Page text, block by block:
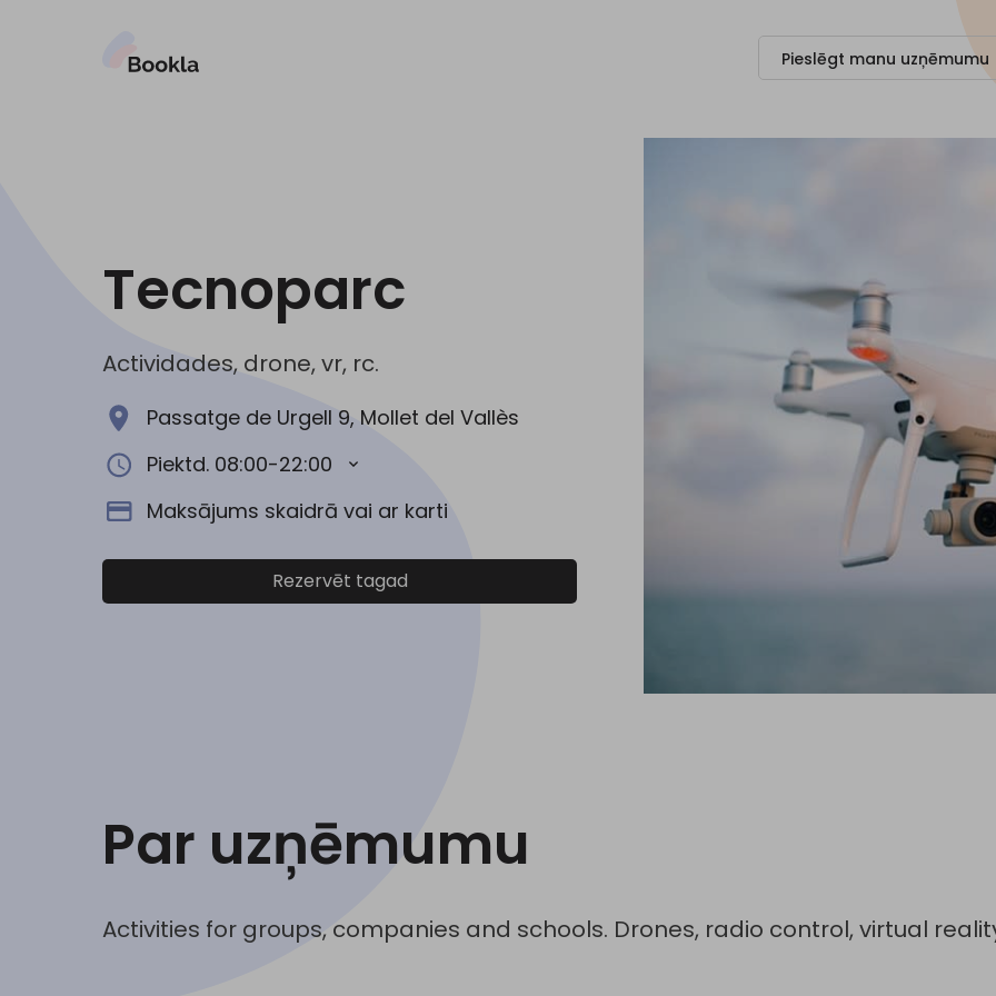
Pieslēgt manu uzņēmumu
Tecnoparc
Actividades, drone, vr, rc.
Passatge de Urgell 9, Mollet del Vallès
Piektd. 08:00-22:00
Maksājums skaidrā vai ar karti
Rezervēt tagad
Par uzņēmumu
Activities for groups, companies and schools. Drones, radio control, virtual